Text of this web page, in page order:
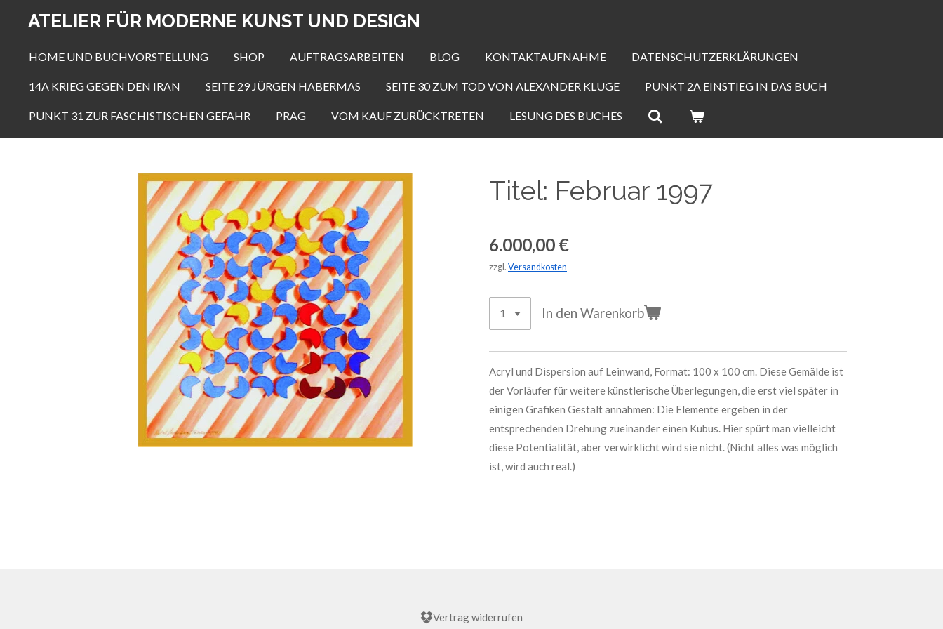
springen
ATELIER FÜR MODERNE KUNST UND DESIGN
HOME UND BUCHVORSTELLUNG SHOP AUFTRAGSARBEITEN BLOG KONTAKTAUFNAHME DATENSCHUTZERKLÄRUNGEN
14A KRIEG GEGEN DEN IRAN SEITE 29 JÜRGEN HABERMAS SEITE 30 ZUM TOD VON ALEXANDER KLUGE PUNKT 2A EINSTIEG IN DAS BUCH
PUNKT 31 ZUR FASCHISTISCHEN GEFAHR PRAG VOM KAUF ZURÜCKTRETEN LESUNG DES BUCHES
Titel: Februar 1997
6.000,00 €
zzgl. Versandkosten
In den Warenkorb
Acryl und Dispersion auf Leinwand, Format: 100 x 100 cm. Diese Gemälde ist
der Vorläufer für weitere künstlerische Überlegungen, die erst viel später in
einigen Grafiken Gestalt annahmen: Die Elemente ergeben in der
entsprechenden Drehung zueinander einen Kubus. Hier spürt man vielleicht
diese Potentialität, aber verwirklicht wird sie nicht. (Nicht alles was möglich
ist, wird auch real.)
Vertrag widerrufen